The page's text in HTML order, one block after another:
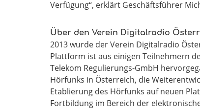
Verfügung“, erklärt Geschäftsführer
Über den Verein Digitalradio
2013 wurde der Verein Digitalradio
Plattform ist aus einigen Teilnehmern
Telekom Regulierungs-GmbH
Hörfunks in Österreich, die
Etablierung des Hörfunks auf neuen
Fortbildung im Bereich der